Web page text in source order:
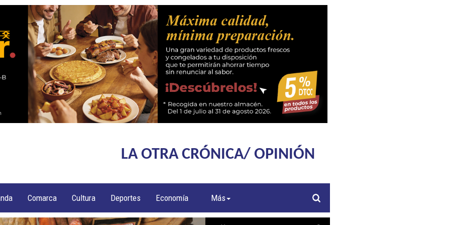
LA OTRA CRÓNICA/ OPINIÓN
Comarca Cultura Deportes Economía Más